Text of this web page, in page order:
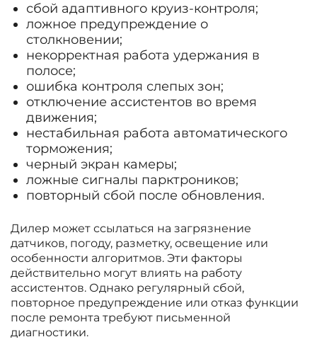
сбой адаптивного круиз-контроля;
ложное предупреждение о
столкновении;
некорректная работа удержания в
полосе;
ошибка контроля слепых зон;
отключение ассистентов во время
движения;
нестабильная работа автоматического
торможения;
черный экран камеры;
ложные сигналы парктроников;
повторный сбой после обновления.
Дилер может ссылаться на загрязнение
датчиков, погоду, разметку, освещение или
особенности алгоритмов. Эти факторы
действительно могут влиять на работу
ассистентов. Однако регулярный сбой,
повторное предупреждение или отказ функции
после ремонта требуют письменной
диагностики.